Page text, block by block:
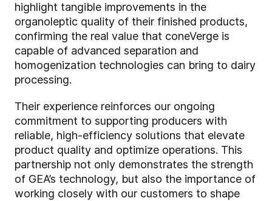
highlight tangible improvements in the
organoleptic quality of their finished products,
confirming the real value that coneVerge is
capable of advanced separation and
homogenization technologies can bring to dairy
processing.
Their experience reinforces our ongoing
commitment to supporting producers with
reliable, high-efficiency solutions that elevate
product quality and optimize operations. This
partnership not only demonstrates the strength
of GEA’s technology, but also the importance of
working closely with our customers to shape